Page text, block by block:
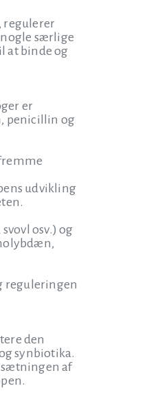
regulerer
særlige
at binde og
er
penicillin og
udvikling
osv.) og
reguleringen
den
synbiotika.
af